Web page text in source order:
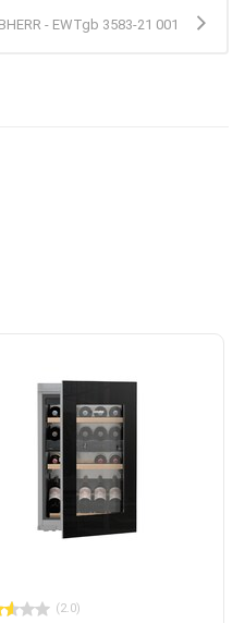
- EWTgb 3583-21 001
(2.0)